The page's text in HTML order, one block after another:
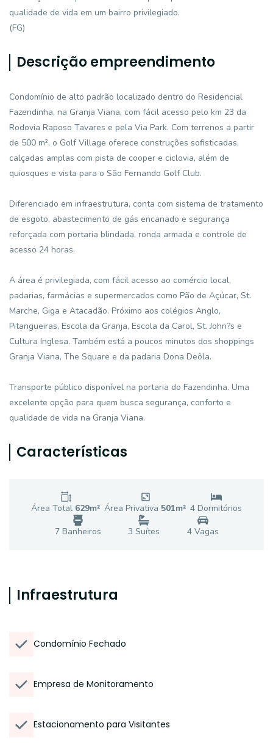
qualidade de vida em um bairro privilegiado.
(FG)
Descrição empreendimento
Condomínio de alto padrão localizado dentro do Residencial
Fazendinha, na Granja Viana, com fácil acesso pelo km 23 da
Rodovia Raposo Tavares e pela Via Park. Com terrenos a partir
de 500 m², o Golf Village oferece construções sofisticadas,
calçadas amplas com pista de cooper e ciclovia, além de
quiosques e vista para o São Fernando Golf Club.
Diferenciado em infraestrutura, conta com sistema de tratamento
de esgoto, abastecimento de gás encanado e segurança
reforçada com portaria blindada, ronda armada e controle de
acesso 24 horas.
A área é privilegiada, com fácil acesso ao comércio local,
padarias, farmácias e supermercados como Pão de Açúcar, St.
Marche, Giga e Atacadão. Próximo aos colégios Anglo,
Pitangueiras, Escola da Granja, Escola da Carol, St. John?s e
Cultura Inglesa. Também está a poucos minutos dos shoppings
Granja Viana, The Square e da padaria Dona Deôla.
Transporte público disponível na portaria do Fazendinha. Uma
excelente opção para quem busca segurança, conforto e
qualidade de vida na Granja Viana.
Características
Área Total 629m² Área Privativa 501m² 4 Dormitórios
7Banheiros 3 Suítes 4Vagas
Infraestrutura
Condomínio Fechado
Empresa de Monitoramento
Estacionamento para Visitantes